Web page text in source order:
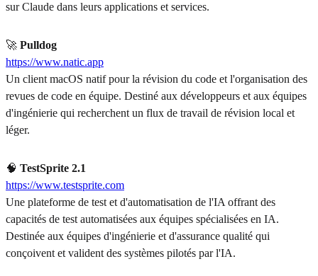
sur Claude dans leurs applications et services.
🚀 Pulldog
https://www.natic.app
Un client macOS natif pour la révision du code et l'organisation des
revues de code en équipe. Destiné aux développeurs et aux équipes
d'ingénierie qui recherchent un flux de travail de révision local et
léger.
🧠 TestSprite 2.1
https://www.testsprite.com
Une plateforme de test et d'automatisation de l'IA offrant des
capacités de test automatisées aux équipes spécialisées en IA.
Destinée aux équipes d'ingénierie et d'assurance qualité qui
conçoivent et valident des systèmes pilotés par l'IA.